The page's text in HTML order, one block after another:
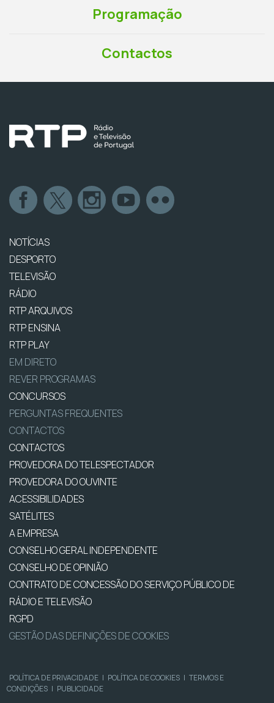
Programação
Contactos
NOTÍCIAS
DESPORTO
TELEVISÃO
RÁDIO
RTP ARQUIVOS
RTP ENSINA
RTP PLAY
EM DIRETO
REVER PROGRAMAS
CONCURSOS
PERGUNTAS FREQUENTES
CONTACTOS
CONTACTOS
PROVEDORA DO TELESPECTADOR
PROVEDORA DO OUVINTE
ACESSIBILIDADES
SATÉLITES
A EMPRESA
CONSELHO GERAL INDEPENDENTE
CONSELHO DE OPINIÃO
CONTRATO DE CONCESSÃO DO SERVIÇO PÚBLICO DE
RÁDIO E TELEVISÃO
RGPD
GESTÃO DAS DEFINIÇÕES DE COOKIES
POLÍTICA DE PRIVACIDADE | POLÍTICA DE COOKIES | TERMOS E
CONDIÇÕES | PUBLICIDADE